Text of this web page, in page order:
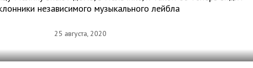
независимого музыкального лейбла
25 августа, 2020